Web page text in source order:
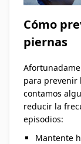
Cómo
piernas
para prevenir
contamos
reducir la
episodios:
Mantente